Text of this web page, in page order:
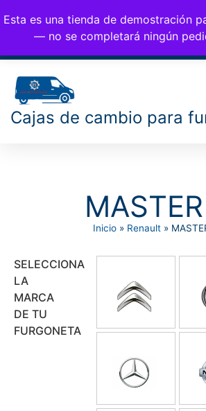
Esta es una tienda de demostración
— no se completará ningún
676 77 35 25
com
CAMBIOS
Cajas de cambio para
Inicio» Renault»
SELECCIONA
LA
MARCA
DE TU
FURGONETA